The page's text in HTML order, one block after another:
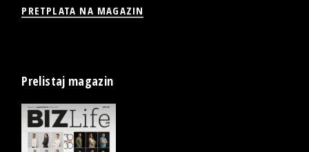
PRETPLATA NA MAGAZIN
Prelistaj magazin